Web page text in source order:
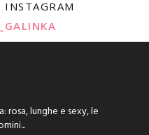
rosa, lunghe e sexy, le